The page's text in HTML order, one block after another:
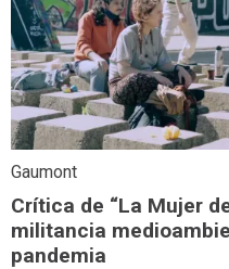
Gaumont
Crítica de “La Mujer
militancia
pandemia